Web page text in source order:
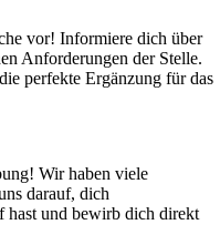
vor! Informiere dich über
Anforderungen der Stelle.
perfekte Ergänzung für das
Wir haben viele
darauf, dich
hast und bewirb dich direkt